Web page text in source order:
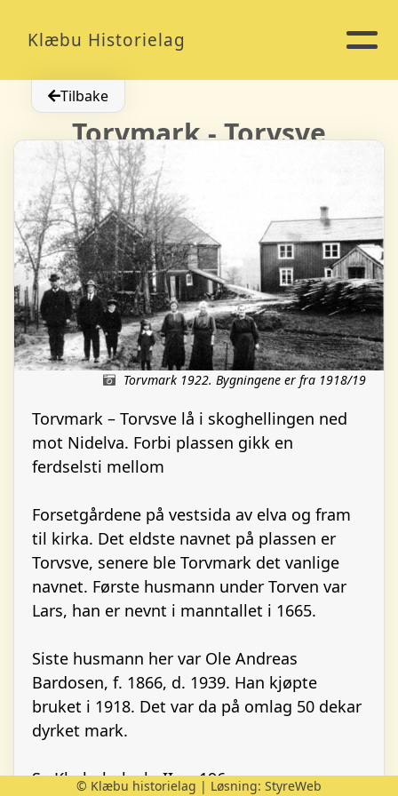
Klæbu Historielag
Tilbake
Torvmark - Torvsve
Torvmark 1922. Bygningene er fra 1918/19
Torvmark – Torvsve lå i skoghellingen ned
mot Nidelva. Forbi plassen gikk en
ferdselsti mellom
Forsetgårdene på vestsida av elva og fram
til kirka. Det eldste navnet på plassen er
Torvsve, senere ble Torvmark det vanlige
navnet. Første husmann under Torven var
Lars, han er nevnt i manntallet i 1665.
Siste husmann her var Ole Andreas
Bardosen, f. 1866, d. 1939. Han kjøpte
bruket i 1918. Det var da på omlag 50 dekar
dyrket mark.
Se Klæbuboka b. II, s. 196
© Klæbu historielag | Løsning: StyreWeb